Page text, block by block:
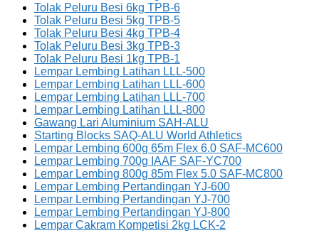
Tolak Peluru Besi 6kg TPB-6
Tolak Peluru Besi 5kg TPB-5
Tolak Peluru Besi 4kg TPB-4
Tolak Peluru Besi 3kg TPB-3
Tolak Peluru Besi 1kg TPB-1
Lempar Lembing Latihan LLL-500
Lempar Lembing Latihan LLL-600
Lempar Lembing Latihan LLL-700
Lempar Lembing Latihan LLL-800
Gawang Lari Aluminium SAH-ALU
Starting Blocks SAQ-ALU World Athletics
Lempar Lembing 600g 65m Flex 6.0 SAF-MC600
Lempar Lembing 700g IAAF SAF-YC700
Lempar Lembing 800g 85m Flex 5.0 SAF-MC800
Lempar Lembing Pertandingan YJ-600
Lempar Lembing Pertandingan YJ-700
Lempar Lembing Pertandingan YJ-800
Lempar Cakram Kompetisi 2kg LCK-2